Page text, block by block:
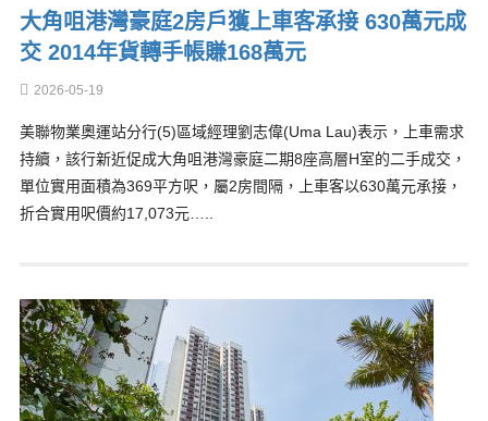
大角咀港灣豪庭2房戶獲上車客承接 630萬元成
交 2014年貨轉手帳賺168萬元
2026-05-19
美聯物業奧運站分行(5)區域經理劉志偉(Uma Lau)表示，上車需求
持續，該行新近促成大角咀港灣豪庭二期8座高層H室的二手成交，
單位實用面積為369平方呎，屬2房間隔，上車客以630萬元承接，
折合實用呎價約17,073元…..